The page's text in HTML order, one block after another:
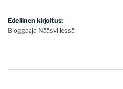
Artikkelien
selaus
Edellinen kirjoitus:
Bloggaaja Nääsvillessä